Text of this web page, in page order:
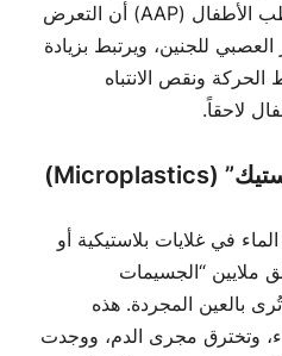
تابعة للأكاديمية الأمريكية لطب الأطفال (AAP) أن التعرض
للجنين، ويرتبط بزيادة
ونقص الانتباه
في غلايات بلاستيكية أو
ملايين “الجسيمات
تُرى بالعين المجردة. هذه
وتخترق مجرى الدم، ووجدت